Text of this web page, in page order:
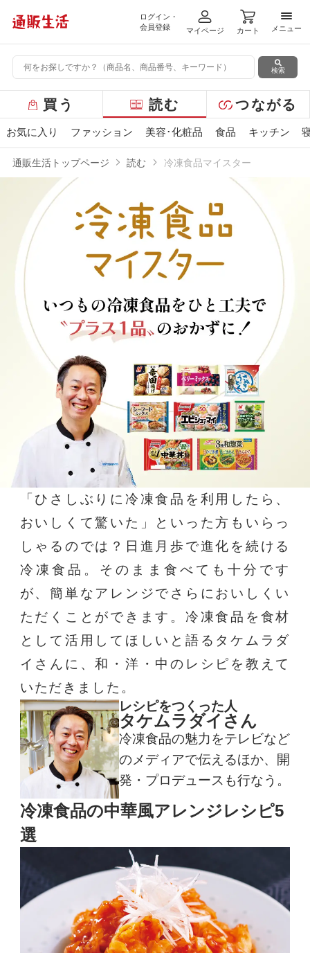
ログイン・
会員登録
マイページ カート
メニ
メニュー
検索
ー
バ
買う 読む つながる
お気に入り ファッション 美容･化粧品 食品 キッチン
通販生活トップページ 読む 冷凍食品マイスター
「ひさしぶりに冷凍食品を利用したら、
おいしくて驚いた」といった方もいらっ
しゃるのでは？日進月歩で進化を続ける
冷凍食品。そのまま食べても十分です
が、簡単なアレンジでさらにおいしくい
ただくことができます。冷凍食品を食材
として活用してほしいと語るタケムラダ
イさんに、和・洋・中のレシピを教えて
いただきました。
レシピをつくった人
タケムラダイさん
冷凍食品の魅力をテレビなど
のメディアで伝えるほか、開
発・プロデュースも行なう。
冷凍食品の中華風アレンジレシピ5
選